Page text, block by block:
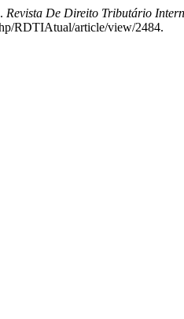
Revista De Direito Tributário
RDTIAtual/article/view/2484.